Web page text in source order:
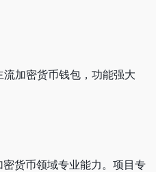
加密货币钱包，功能强大
货币领域专业能力。项目专